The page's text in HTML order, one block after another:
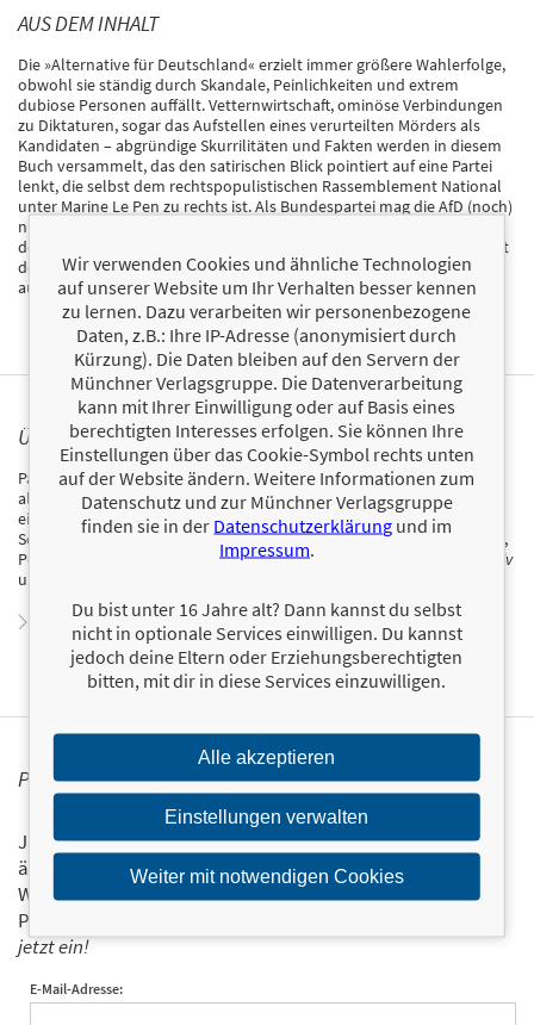
AUS DEM INHALT
Die »Alternative für Deutschland« erzielt immer größere Wahlerfolge,
obwohl sie ständig durch Skandale, Peinlichkeiten und extrem
dubiose Personen auffällt. Vetternwirtschaft, ominöse Verbindungen
zu Diktaturen, sogar das Aufstellen eines verurteilten Mörders als
Kandidaten – abgründige Skurrilitäten und Fakten werden in diesem
Buch versammelt, das den satirischen Blick pointiert auf eine Partei
lenkt, die selbst dem rechtspopulistischen Rassemblement National
unter Marine Le Pen zu rechts ist. Als Bundespartei mag die AfD (noch)
nicht als gesichert rechtsextrem gelten – gesichert peinlich ist sie
definitiv schon heute. Eine bissige Lektüre für alle, die sich kritisch mit
dem politischen Irrsinn der selbst ernannten Alternative
auseinandersetzen und dabei das Lachen nicht verlieren wollen.
ÜBER PAUL CHRISTOPH GÄBLER
Paul Christoph Gäbler war eigentlich mal Schauspieler. Nach Rollen
als Neonazi, Strichjunge und Fußballtorwart sehnte er sich nach
einem normalen Leben, studierte Geschichte, Politik und
Sozialwissenschaft in Berlin und arbeitet seitdem als freier Journalist,
Podcaster und Fotograf unter anderem für die
Jung&Naiv
und das
Zum Profil von Paul Christoph Gäbler
PERSONALISIERTE PRODUKTINFORMATIONEN
Ja, ich will über interessante Neuerscheinungen und
ähnliche Produkte informiert werden.
Wir halten Sie per E-Mail auf dem aktuellen Stand über das
Programm der Münchner Verlagsgruppe.
jetzt ein!
E-Mail-Adresse:
Wir verwenden Cookies und ähnliche Technologien
auf unserer Website um Ihr Verhalten besser kennen
zu lernen. Dazu verarbeiten wir personenbezogene
Daten, z.B.: Ihre IP-Adresse (anonymisiert durch
Kürzung). Die Daten bleiben auf den Servern der
Münchner Verlagsgruppe. Die Datenverarbeitung
kann mit Ihrer Einwilligung oder auf Basis eines
berechtigten Interesses erfolgen. Sie können Ihre
Einstellungen über das Cookie-Symbol rechts unten
auf der Website ändern. Weitere Informationen zum
Datenschutz und zur Münchner Verlagsgruppe
finden sie in der Datenschutzerklärung und im
Impressum.
Du bist unter 16 Jahre alt? Dann kannst du selbst
nicht in optionale Services einwilligen. Du kannst
jedoch deine Eltern oder Erziehungsberechtigten
bitten, mit dir in diese Services einzuwilligen.
Alle akzeptieren
Einstellungen verwalten
Weiter mit notwendigen Cookies